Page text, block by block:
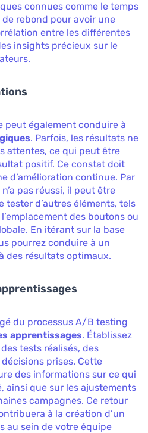
connues comme le temps
rebond pour avoir une
entre les différentes
insights précieux sur le
peut également conduire à
. Parfois, les résultats ne
attentes, ce qui peut être
positif. Ce constat doit
d’amélioration continue. Par
pas réussi, il peut être
tester d’autres éléments, tels
des boutons ou
En itérant sur la base
pourrez conduire à un
des résultats optimaux.
du processus A/B testing
apprentissages. Établissez
tests réalisés, des
prises. Cette
des informations sur ce qui
ainsi que sur les ajustements
campagnes. Ce retour
à la création d’un
au sein de votre équipe